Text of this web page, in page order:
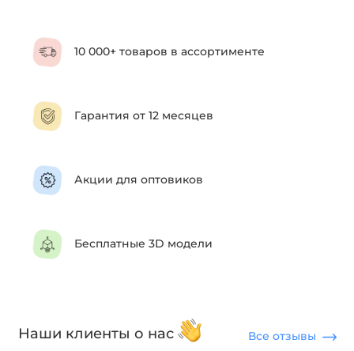
10 000+ товаров в ассортименте
Гарантия от 12 месяцев
Акции для оптовиков
Бесплатные 3D модели
Наши клиенты о нас Все отзывы